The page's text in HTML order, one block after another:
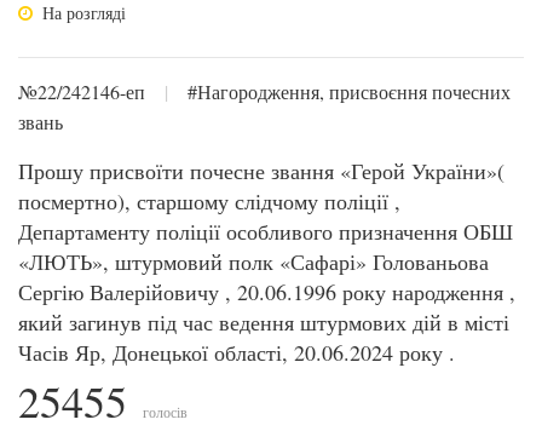
На розгляді
№22/242146-еп |
#Нагородження, присвоєння почесних
звань
Прошу присвоїти почесне звання «Герой України»(
посмертно), старшому слідчому поліції ,
Департаменту поліції особливого призначення ОБШ
«ЛЮТЬ», штурмовий полк «Сафарі» Голованьова
Сергію Валерійовичу , 20.06.1996 року народження ,
який загинув під час ведення штурмових дій в місті
Часів Яр, Донецької області, 20.06.2024 року .
25455 голосів